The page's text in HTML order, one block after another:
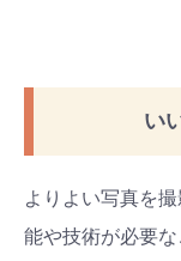
い
よりよい写真を
能や技術が必要